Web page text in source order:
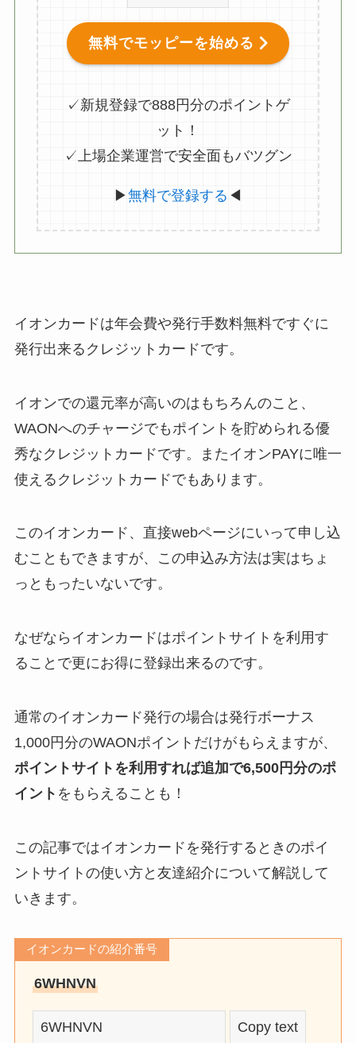
無料でモッピーを始める
✓新規登録で888円分のポイントゲ
ット！
✓上場企業運営で安全面もバツグン
▶無料で登録する ◀
イオンカードは年会費や発行手数料無料ですぐに
発行出来るクレジットカードです。
イオンでの還元率が高いのはもちろんのこと、
WAONへのチャージでもポイントを貯められる優
秀なクレジットカードです。またイオンPAYに唯一
使えるクレジットカードでもあります。
このイオンカード、直接webページにいって申し込
むこともできますが、この申込み方法は実はちょ
っともったいないです。
なぜならイオンカードはポイントサイトを利用す
ることで更にお得に登録出来るのです。
通常のイオンカード発行の場合は発行ボーナス
1,000円分のWAONポイントだけがもらえますが、
ポイントサイトを利用すれば追加で6,500円分のポ
イント をもらえることも！
この記事ではイオンカードを発行するときのポイ
ントサイトの使い方と友達紹介について解説して
いきます。
イオンカードの紹介番号
6WHNVN
Copy text